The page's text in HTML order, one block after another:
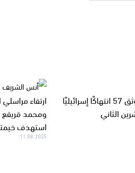
نقابة الصحفيين توثق 57 انتهاكًا إسرائيليًا
الثاني
ارتقاء
ومحمد
استهدف
11.08.2025